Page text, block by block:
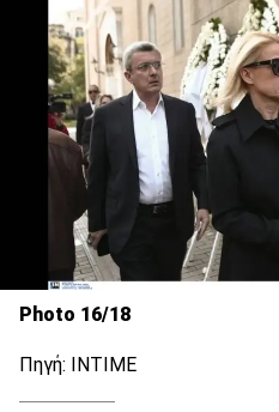
Photo 16/18
Πηγή: INTIME